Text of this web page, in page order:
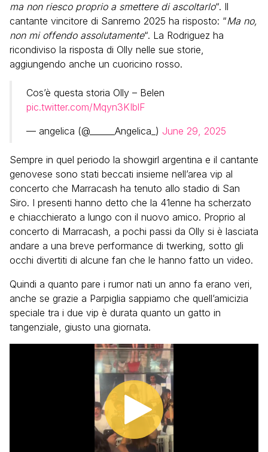
ma non riesco proprio a smettere di ascoltarlo“. Il
cantante vincitore di Sanremo 2025 ha risposto: “Ma no,
non mi offendo assolutamente“. La Rodriguez ha
ricondiviso la risposta di Olly nelle sue storie,
aggiungendo anche un cuoricino rosso.
Cos’è questa storia Olly – Belen
pic.twitter.com/Mqyn3KIblF
— angelica (@______Angelica_) June 29, 2025
Sempre in quel periodo la showgirl argentina e il cantante
genovese sono stati beccati insieme nell’area vip al
concerto che Marracash ha tenuto allo stadio di San
Siro. I presenti hanno detto che la 41enne ha scherzato
e chiacchierato a lungo con il nuovo amico. Proprio al
concerto di Marracash, a pochi passi da Olly si è lasciata
andare a una breve performance di twerking, sotto gli
occhi divertiti di alcune fan che le hanno fatto un video.
Quindi a quanto pare i rumor nati un anno fa erano veri,
anche se grazie a Parpiglia sappiamo che quell’amicizia
speciale tra i due vip è durata quanto un gatto in
tangenziale, giusto una giornata.